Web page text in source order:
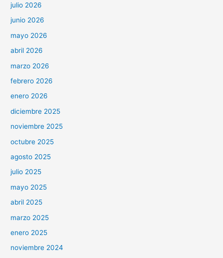
julio 2026
junio 2026
mayo 2026
abril 2026
marzo 2026
febrero 2026
enero 2026
diciembre 2025
noviembre 2025
octubre 2025
agosto 2025
julio 2025
mayo 2025
abril 2025
marzo 2025
enero 2025
noviembre 2024